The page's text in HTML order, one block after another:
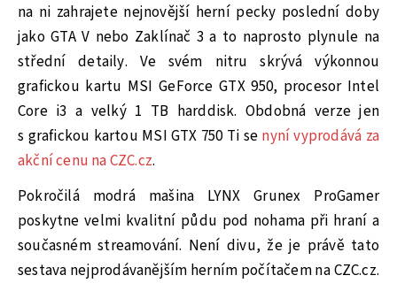
na ni zahrajete nejnovější herní pecky poslední doby
jako GTA V nebo Zaklínač 3 a to naprosto plynule na
střední detaily. Ve svém nitru skrývá výkonnou
grafickou kartu MSI GeForce GTX 950, procesor Intel
Core i3 a velký 1 TB harddisk. Obdobná verze jen
s grafickou kartou MSI GTX 750 Ti se nyní vyprodává za
akční cenu na CZC.cz.
Pokročilá modrá mašina LYNX Grunex ProGamer
poskytne velmi kvalitní půdu pod nohama při hraní a
současném streamování. Není divu, že je právě tato
sestava nejprodávanějším herním počítačem na CZC.cz.